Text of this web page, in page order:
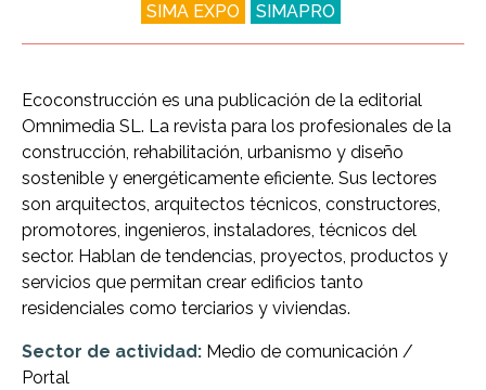
Ecoconstrucción es una publicación de la editorial
Omnimedia SL. La revista para los profesionales de la
construcción, rehabilitación, urbanismo y diseño
sostenible y energéticamente eficiente. Sus lectores
son arquitectos, arquitectos técnicos, constructores,
promotores, ingenieros, instaladores, técnicos del
sector. Hablan de tendencias, proyectos, productos y
servicios que permitan crear edificios tanto
residenciales como terciarios y viviendas.
Sector de actividad: Medio de comunicación /
Portal
SIMA EXPO SIMAPRO